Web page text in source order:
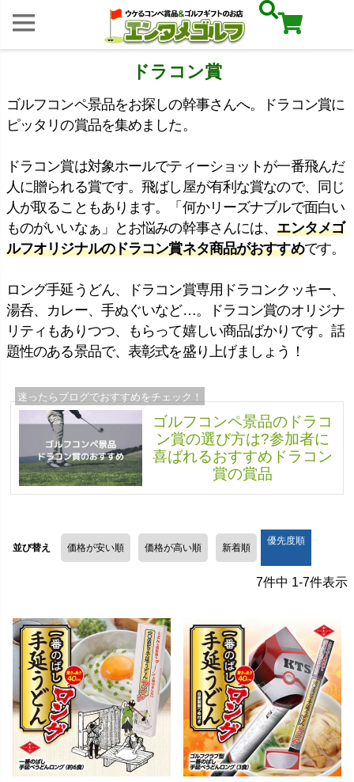
ドラコン賞
ゴルフコンペ景品をお探しの幹事さんへ。ドラコン賞に
ピッタリの賞品を集めました。
ドラコン賞は対象ホールでティーショットが一番飛んだ
人に贈られる賞です。飛ばし屋が有利な賞なので、同じ
人が取ることもあります。「何かリーズナブルで面白い
ものがいいなぁ」とお悩みの幹事さんには、エンタメゴ
ルフオリジナルのドラコン賞ネタ商品がおすすめです。
ロング手延うどん、ドラコン賞専用ドラコンクッキー、
湯呑、カレー、手ぬぐいなど…。ドラコン賞のオリジナ
リティもありつつ、もらって嬉しい商品ばかりです。話
題性のある景品で、表彰式を盛り上げましょう！
ゴルフコンペ景品のドラコ
ン賞の選び方は?参加者に
喜ばれるおすすめドラコン
賞の賞品
並び替え 価格が安い順 価格が高い順 新着順
優先度順
7件中 1-7件表示